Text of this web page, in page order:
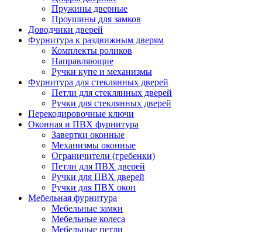
Пружины дверные
Проушины для замков
Доводчики дверей
Фурнитура к раздвижным дверям
Комплекты роликов
Направляющие
Ручки купе и механизмы
Фурнитура для стеклянных дверей
Петли для стеклянных дверей
Ручки для стеклянных дверей
Перекодировочные ключи
Оконная и ПВХ фурнитура
Завертки оконные
Механизмы оконные
Ограничители (гребенки)
Петли для ПВХ дверей
Ручки для ПВХ дверей
Ручки для ПВХ окон
Мебельная фурнитура
Мебельные замки
Мебельные колеса
Мебельные петли